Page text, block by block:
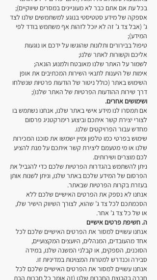
בכל עת אם אתם כבר לא מעוניינים במסרים שיווקיים);
אספקה של מידע סטטיסטי בנוגע למשתמשים שלנו לצד
ג’ (אבל צד ג’ זה לא יוכל לזהות אף משתמש בודד לפי
המידע);
טיפול בבירורים ותלונות שהוגשו על ידכם או נוגעות
אליכם וקשורות לאתר שלנו;
לשמור על האתר שלנו מאובטח ולמנוע הונאה;
אימות של היענות לתנאי השירות המכתיבים את אופן
השימוש באתר (כולל ניטור של הודעות פרטיות שנשלחו
דרך שירות ההודעות הפרטיות של האתר שלנו);
ושימושים אחרים.
אם תמסרו לנו מידע אישי באתר שלנו, אנחנו נשתמש בו
לצורי יצירת קשר איתכם וביצוע רימרקטניג פרסום
מחדש עבור הפרויקטים שלנו.
שימוש בפרטי כמו טלפון ומיין ישמשו את סוכנו המכירות
שלנו או מי מטעמם ליצירת קשר איתכם על מנת להציע
לכם מוצרים ושירותים.
ניתן להשתמש בהגדרות הפרטיות שלכם כדי להגביל את
הפרסום של המידע שלכם באתר שלנו, וניתן לשנות אותן
בעזרת בקרות הפרטיות שבאתר.
אנחנו לא נספק את הפרטים האישיים שלכם ללא
הסכמתכם לכל צד ג’ שהוא, לצורך השיווק הישיר שלו,
או של כל צד ג’ אחר.
ה. חשיפת פרטים אישיים
אנחנו עשויים למסור את הפרטים האישיים שלכם לכל
אחד מהעובדים, המנהלים, היועצים המקצועיים,
הסוכנים, הספקים, או קבלני המשנה שלנו, במידה
סבירה וכנדרש למטרות המצוינות במדיניות זו.
אנחנו עשויים למסור את הפרטים האישיים שלכם לכל
חברה בקבוצת החברות שלנו (זה אומר כל חברות הבת